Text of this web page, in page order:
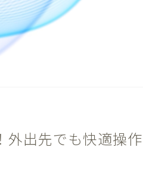
外出先でも快適操作